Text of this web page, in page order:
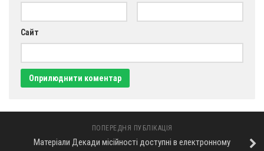
Сайт
ПОПЕРЕДНЯ ПУБЛІКАЦІЯ
Матеріали Декади місійності доступні в електронному